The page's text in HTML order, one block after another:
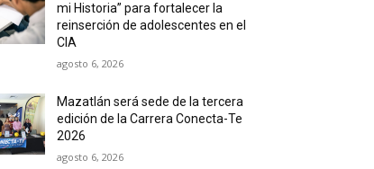
mi Historia” para fortalecer la
reinserción de adolescentes en el
CIA
agosto 6, 2026
Mazatlán será sede de la tercera
edición de la Carrera Conecta-Te
2026
agosto 6, 2026